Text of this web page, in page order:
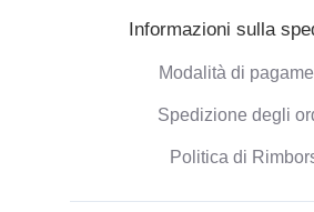
Informazioni sulla
Modalità di
Spedizione degli
Politica di